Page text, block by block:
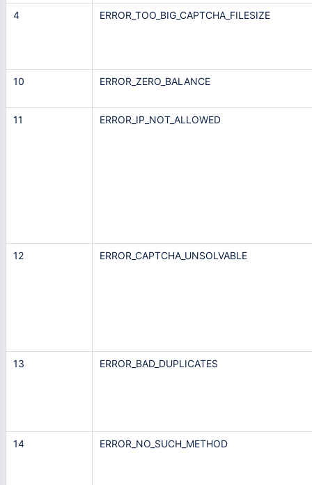
4 ERROR_TOO_BIG_CAPTCHA_FILESIZE
10 ERROR_ZERO_BALANCE
11 ERROR_IP_NOT_ALLOWED
12 ERROR_CAPTCHA_UNSOLVABLE
13 ERROR_BAD_DUPLICATES
14 ERROR_NO_SUCH_METHOD